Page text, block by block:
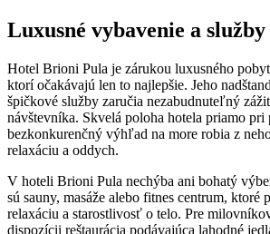
Luxusné vybavenie a
Hotel Brioni Pula je zárukou luxusného
ktorí očakávajú len to najlepšie. Jeho
špičkové služby zaručia nezabudnuteľný
návštevníka. Skvelá poloha hotela priamo pri
bezkonkurenčný výhľad na more robia z
relaxáciu a oddych.
V hoteli Brioni Pula nechýba ani bohatý
sú sauny, masáže alebo fitnes centrum, ktoré
relaxáciu a starostlivosť o telo. Pre
dispozícii reštaurácia podávajúca lahodné